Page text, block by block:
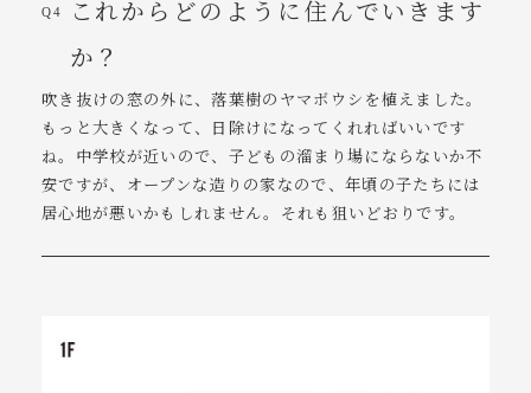
Q4
これからどのように住んでいきます
か？
吹き抜けの窓の外に、落葉樹のヤマボウシを植えました。
もっと大きくなって、日除けになってくれればいいです
ね。中学校が近いので、子どもの溜まり場にならないか不
安ですが、オープンな造りの家なので、年頃の子たちには
居心地が悪いかもしれません。それも狙いどおりです。